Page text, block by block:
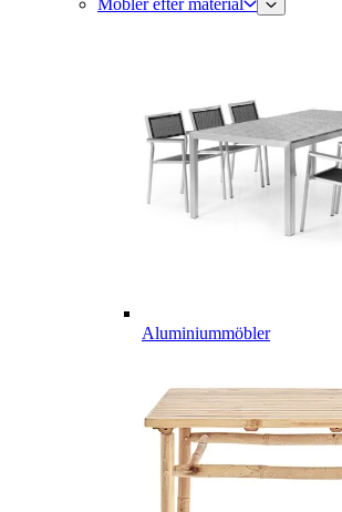
Aluminiummöbler